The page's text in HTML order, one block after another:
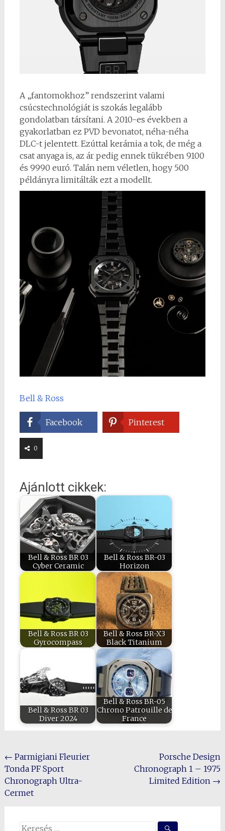
A „fantomokhoz” rendszerint valami
csúcstechnológiát is szokás legalább
gondolatban társítani. A 2010-es években a
gyakorlatban ez PVD bevonatot, néha-néha
DLC-t jelentett. Ezúttal kerámia a tok, de még a
csat anyaga is, az ár pedig ennek tükrében 9100
és 9990 euró. Talán nem véletlen, hogy 500
példányra limitálták ezt a modellt.
Bell & Ross
Facebook Pinterest
0
Ajánlott cikkek:
Bell & Ross BR 03
Cyber Ceramic
Bell & Ross BR-03
Horizon
Bell & Ross BR 03
Gyrocompass
Bell & Ross BR-X3
Black Titanium
Bell & Ross BR 03
Diver 2024
Bell & Ross BR-05
Chrono Patrouille de
France
Post
navigation
← Parmigiani Fleurier
Tonda PF Sport
Chronograph Ultra-
Cermet
Porsche Design
Chronograph 1 – 1975
Limited Edition →
Search